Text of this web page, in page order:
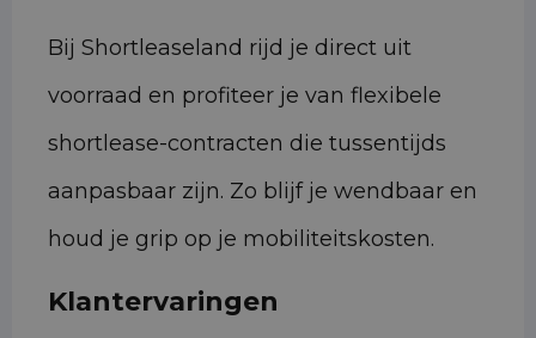
Bij Shortleaseland rijd je direct uit
voorraad en profiteer je van flexibele
shortlease-contracten die tussentijds
aanpasbaar zijn. Zo blijf je wendbaar en
houd je grip op je mobiliteitskosten.
Klantervaringen